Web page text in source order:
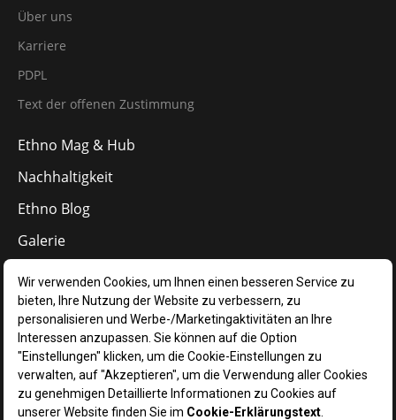
Über uns
Karriere
PDPL
Text der offenen Zustimmung
Ethno Mag & Hub
Nachhaltigkeit
Ethno Blog
Galerie
DE
Verwalten Sie Ihre Cookie-Einstellungen
Ethno Hotels © 2024